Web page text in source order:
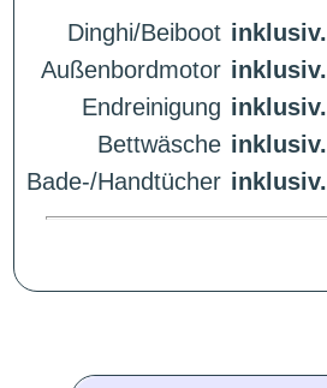
Dinghi/Beiboot inklusiv.
Außenbordmotor inklusiv.
Endreinigung inklusiv.
Bettwäsche inklusiv.
Bade-/Handtücher inklusiv.